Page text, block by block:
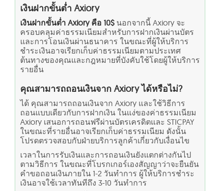
เงินฝากขั้นต่ำ Axiory
เงินฝากขั้นต่ำ Axiory คือ 10$ นอกจากนี้ Axiory จะ
ครอบคลุมค่าธรรมเนียมสำหรับการฝากเงินผ่านบัตร
และการโอนเงินผ่านธนาคาร ในขณะที่ผู้ให้บริการ
ชำระเงินอาจเรียกเก็บค่าธรรมเนียมตามประเทศ
ต้นทางของคุณและกฎหมายที่บังคับใช้โดยผู้ให้บริการ
รายอื่น
คุณสามารถถอนเงินจาก Axiory ได้หรือไม่?
ได้ คุณสามารถถอนเงินจาก Axiory และใช้วิธีการ
ถอนแบบเดียวกับการฝากเงิน ในแง่ของค่าธรรมเนียม
Axiory เสนอการถอนฟรีผ่านบัตรเครดิตและ STICPAY
ในขณะที่รายอื่นอาจเรียกเก็บค่าธรรมเนียม ดังนั้น
โปรดตรวจสอบกับฝ่ายบริการลูกค้าเกี่ยวกับเงื่อนไข
เวลาในการรับเงินและการถอนเงินยังแตกต่างกันไป
ตามวิธีการ ในขณะที่โบรกเกอร์เองสัญญาว่าจะยืนยัน
คำขอถอนเงินภายใน 1-2 วันทำการ ผู้ให้บริการชำระ
เงินอาจใช้เวลาทันทีถึง 3-10 วันทำการ